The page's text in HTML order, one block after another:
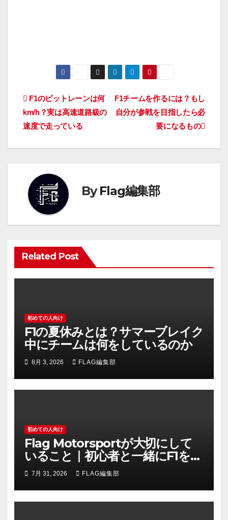
F1チームを作るには？もし
自分が参戦を目指したら必
要になるもの
F1のピットレーンは何
km/h？実は高速道路級の
速度で走っている
ByFlag編集部
Related Post
初めての人向け
F1の夏休みとは？サマーブレイク
中にチームは何をしているのか
8月 3, 2026 FLAG編集部
初めての人向け
Flag Motorsportが大切にして
いること｜初心者と一緒にF1を楽
しむメディアへ
7月 31, 2026 FLAG編集部